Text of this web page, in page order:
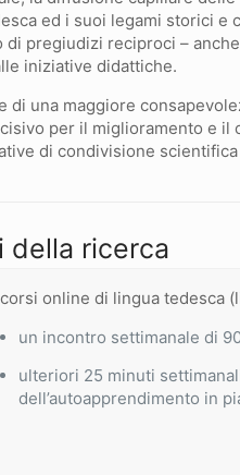
ed i suoi legami storici e
di pregiudizi reciproci –
iniziative didattiche.
di una maggiore
per il miglioramento e il
di condivisione
della ricerca
online di lingua tedesca
un incontro settimanale di
ulteriori 25 minuti
dell’autoapprendimento in